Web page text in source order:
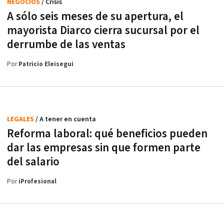
A sólo seis meses de su apertura, el
mayorista Diarco cierra sucursal por el
derrumbe de las ventas
NEGOCIOS / Crisis
PorPatricio Eleisegui
Reforma laboral: qué beneficios pueden
dar las empresas sin que formen parte
del salario
LEGALES / A tener en cuenta
PoriProfesional